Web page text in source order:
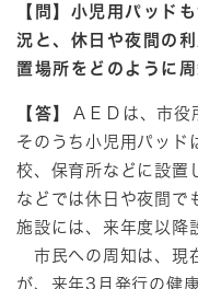
【問】小児用パッド
況と、休日や夜間の
置場所をどのように
【答】
ＡＥＤは、市役
そのうち小児用パッド
校、保育所などに設置
などでは休日や夜間で
施設には、来年度以降
市民への周知は、現
が、来年3月発行の健